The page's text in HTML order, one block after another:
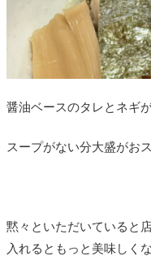
醤油ベースのタレとネギ
スープがない分大盛がお
黙々といただいていると
入れるともっと美味しく